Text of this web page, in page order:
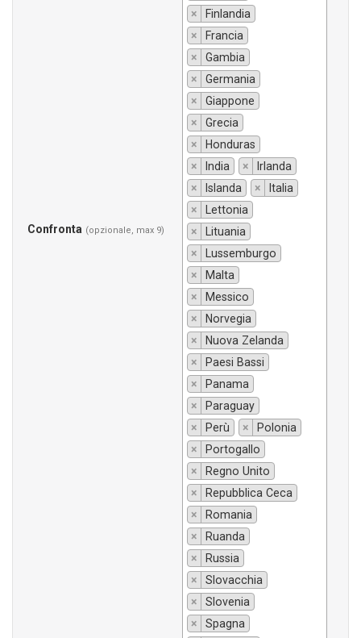
Confronta (opzionale, max 9)
×
Finlandia
×
Francia
×
Gambia
×
Germania
×
Giappone
×
Grecia
×
Honduras
×
India ×
Irlanda
×
Islanda ×
Italia
×
Lettonia
×
Lituania
×
Lussemburgo
×
Malta
×
Messico
×
Norvegia
×
Nuova Zelanda
×
Paesi Bassi
×
Panama
×
Paraguay
×
Perù ×
Polonia
×
Portogallo
×
Regno Unito
×
Repubblica Ceca
×
Romania
×
Ruanda
×
Russia
×
Slovacchia
×
Slovenia
×
Spagna